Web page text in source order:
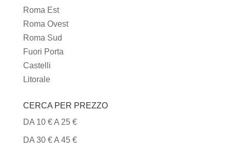
Roma Est
Roma Ovest
Roma Sud
Fuori Porta
Castelli
Litorale
CERCA PER PREZZO
DA 10 € A 25 €
DA 30 € A 45 €